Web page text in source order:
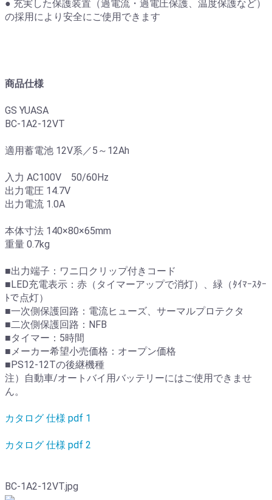
● 充実した保護装置（過電流・過電圧保護、温度保護など）
の採用により安全にご使用できます
商品仕様
GS YUASA
BC-1A2-12VT
適用蓄電池 12V系／5～12Ah
入力 AC100V 50/60Hz
出力電圧 14.7V
出力電流 1.0A
本体寸法 140×80×65mm
重量 0.7kg
■出力端子：ワニ口クリップ付きコード
■LED充電表示：赤（タイマーアップで消灯）、緑（ﾀｲﾏｰｽﾀｰ
ﾄで点灯）
■一次側保護回路：電流ヒューズ、サーマルプロテクタ
■二次側保護回路：NFB
■タイマー：5時間
■メーカー希望小売価格：オープン価格
■PS12-12Tの後継機種
注）自動車/オートバイ用バッテリーにはご使用できませ
ん。
カタログ 仕様 pdf 1
カタログ 仕様 pdf 2
BC-1A2-12VT.jpg